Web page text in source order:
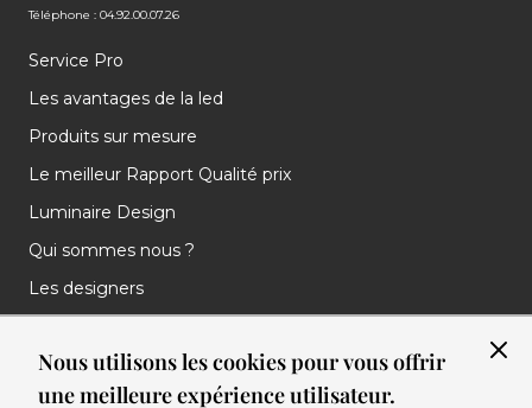
Nous utilisons les cookies pour vous offrir
une meilleure expérience utilisateur.
Téléphone : 04.92.00.07.26
Service Pro
Les avantages de la led
Produits sur mesure
Le meilleur Rapport Qualité prix
Luminaire Design
Qui sommes nous ?
Les designers
Nos réalisations
Nos Clients